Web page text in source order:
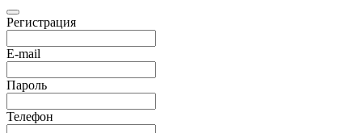
Регистрация
E-mail
Пароль
Телефон